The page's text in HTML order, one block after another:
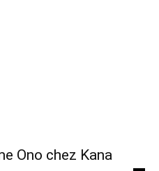
Ono chez Kana